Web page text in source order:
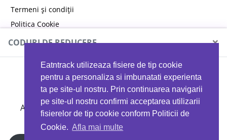
Eatntrack utilizeaza fisiere de tip cookie
pentru a personaliza si imbunatati experienta
ta pe site-ul nostru. Prin continuarea navigarii
pe site-ul nostru confirmi acceptarea utilizarii
fisierelor de tip cookie conform Politicii de
Cookie. Afla mai multe
Termeni și condiții
Politica Cookie
Politica de confidențialitate
CODURI DE REDUCERE ×
MYPROTEIN
Ai 40%reducere la orice comandă folosind codul
EATTRACK